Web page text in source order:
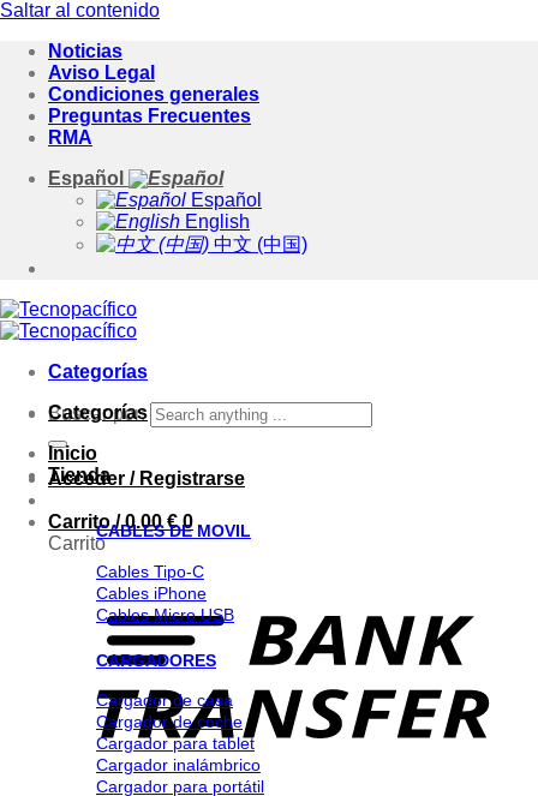
Saltar al contenido
Noticias
Aviso Legal
Condiciones generales
Preguntas Frecuentes
RMA
Español
Español
English
中文 (中国)
Categorías
Buscar por:
Acceder / Registrarse
Carrito /0.00€ 0
Carrito
Categorías
Inicio
Tienda
CABLES DE MOVIL
Cables Tipo-C
Cables iPhone
Cables Micro USB
CARGADORES
Cargador de casa
Cargador de coche
Cargador para tablet
Cargador inalámbrico
Cargador para portátil